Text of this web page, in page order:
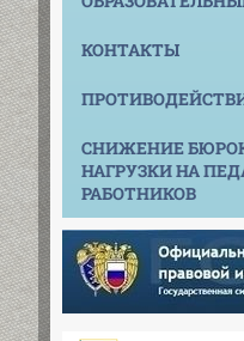
КОНТАКТЫ
СНИЖЕНИЕ
НАГРУЗКИ НА
РАБОТНИКОВ